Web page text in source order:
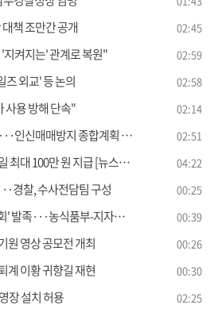
책 조만간 공개 02:45
켜지는' 관계로 복원" 02:59
즈 외교' 등 논의 02:58
사용 방해 단속" 02:14
신매매방지 종합계획 발표 02:51
100만 원 지급 [뉴스의 맥] 04:22
경찰, 수사전담팀 구성 00:25
농식품부-지자체 MOU 체결 00:39
원 영상 공모전 개최 00:26
계 이황 귀향길 재현 00:30
장 설치 허용 02:25